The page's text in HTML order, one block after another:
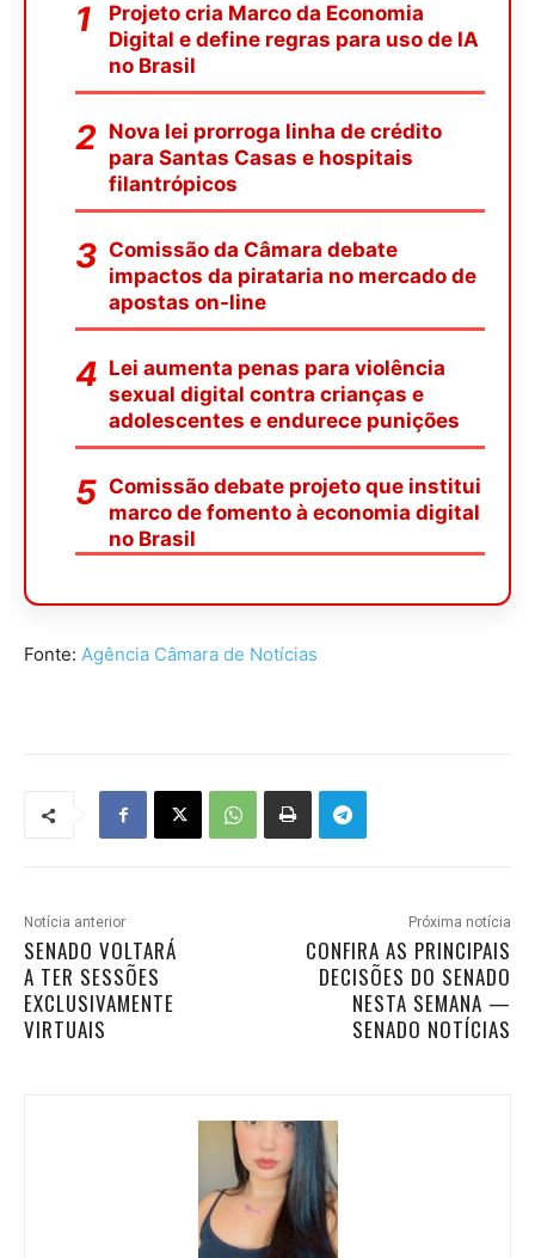
Projeto cria Marco da Economia
Digital e define regras para uso de IA
no Brasil
Nova lei prorroga linha de crédito
para Santas Casas e hospitais
filantrópicos
Comissão da Câmara debate
impactos da pirataria no mercado de
apostas on-line
Lei aumenta penas para violência
sexual digital contra crianças e
adolescentes e endurece punições
Comissão debate projeto que institui
marco de fomento à economia digital
no Brasil
Fonte: Agência Câmara de Notícias
Notícia anterior
SENADO VOLTARÁ
A TER SESSÕES
EXCLUSIVAMENTE
VIRTUAIS
Próxima notícia
CONFIRA AS PRINCIPAIS
DECISÕES DO SENADO
NESTA SEMANA —
SENADO NOTÍCIAS